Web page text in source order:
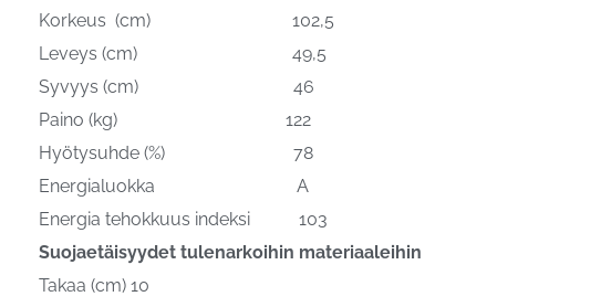
Korkeus (cm) 102,5
Leveys (cm) 49,5
Syvyys (cm) 46
Paino (kg) 122
Hyötysuhde (%) 78
Energialuokka A
Energia tehokkuus indeksi 103
Suojaetäisyydet tulenarkoihin materiaaleihin
Takaa (cm) 10